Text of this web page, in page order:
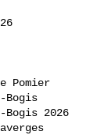
Pomier
Bogis
Bogis 2026